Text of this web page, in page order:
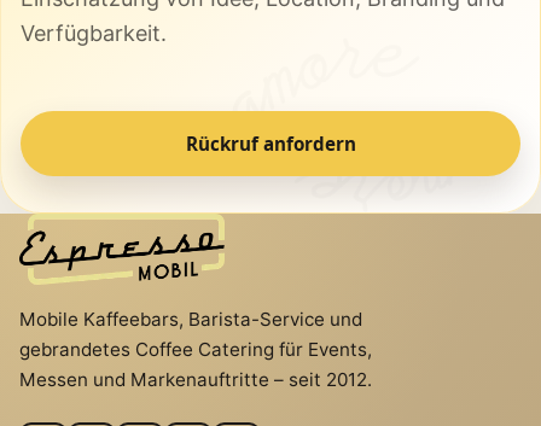
Verfügbarkeit.
Rückruf anfordern
Mobile Kaffeebars, Barista-Service und
gebrandetes Coffee Catering für Events,
Messen und Markenauftritte – seit 2012.